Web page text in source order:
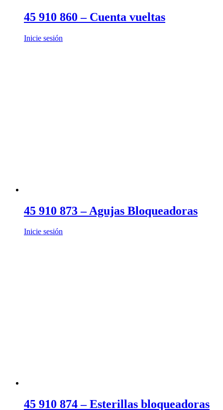
45 910 860 – Cuenta vueltas
Inicie sesión
45 910 873 – Agujas Bloqueadoras
Inicie sesión
45 910 874 – Esterillas bloqueadoras